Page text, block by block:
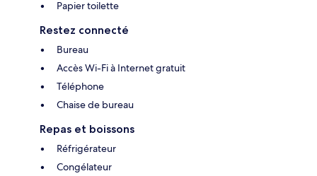
Papier toilette
Restez connecté
Bureau
Accès Wi-Fi à Internet gratuit
Téléphone
Chaise de bureau
Repas et boissons
Réfrigérateur
Congélateur